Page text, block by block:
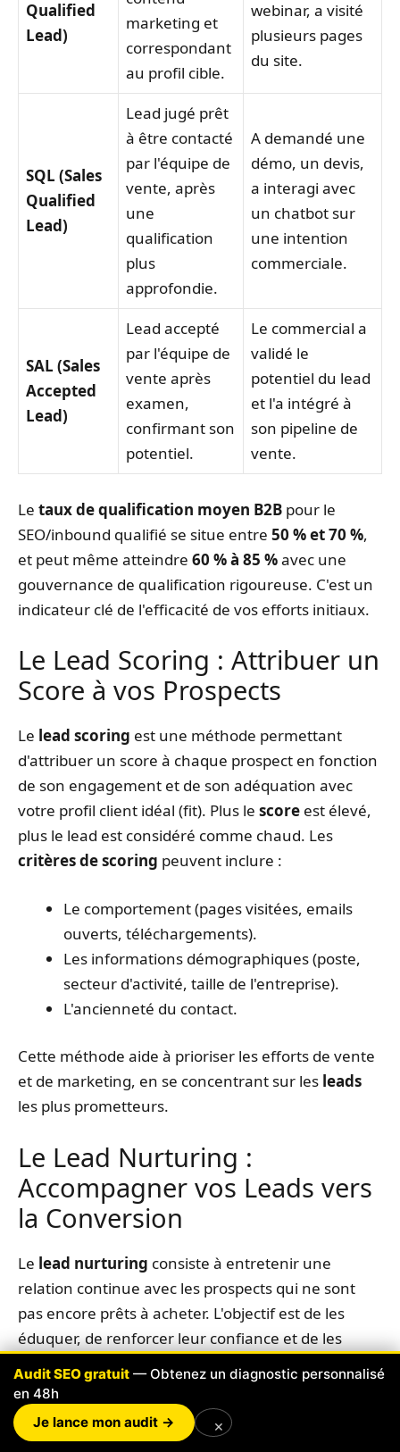
Qualified
Lead)
marketing et
correspondant
au profil cible.
webinar, a visité
plusieurs pages
du site.
SQL (Sales
Qualified
Lead)
Lead jugé prêt
à être contacté
par l'équipe de
vente, après
une
qualification
plus
approfondie.
A demandé une
démo, un devis,
a interagi avec
un chatbot sur
une intention
commerciale.
SAL (Sales
Accepted
Lead)
Lead accepté
par l'équipe de
vente après
examen,
confirmant son
potentiel.
Le commercial a
validé le
potentiel du lead
et l'a intégré à
son pipeline de
vente.
Le taux de qualification moyen B2B pour le
SEO/inbound qualifié se situe entre 50 % et 70 %,
et peut même atteindre 60 % à 85 %avec une
gouvernance de qualification rigoureuse. C'est un
indicateur clé de l'efficacité de vos efforts initiaux.
Le Lead Scoring : Attribuer un
Score à vos Prospects
Le lead scoring est une méthode permettant
d'attribuer un score à chaque prospect en fonction
de son engagement et de son adéquation avec
votre profil client idéal (fit). Plus le score est élevé,
plus le lead est considéré comme chaud. Les
critères de scoring peuvent inclure :
Le comportement (pages visitées, emails
ouverts, téléchargements).
Les informations démographiques (poste,
secteur d'activité, taille de l'entreprise).
L'ancienneté du contact.
Cette méthode aide à prioriser les efforts de vente
et de marketing, en se concentrant sur les leads
les plus prometteurs.
Le Lead Nurturing :
Accompagner vos Leads vers
la Conversion
Le lead nurturing consiste à entretenir une
relation continue avec les prospects qui ne sont
pas encore prêts à acheter. L'objectif est de les
éduquer, de renforcer leur confiance et de les
guider progressivement vers la décision d'achat
grâce à un
contenu personnalisé
. Un client
fiduciaire à Lausanne nous demandait comment
réactiver des contacts anciens. Le lead nurturing,
Audit SEO gratuit — Obtenez un diagnostic personnalisé
en 48h
Je lance mon audit →
×